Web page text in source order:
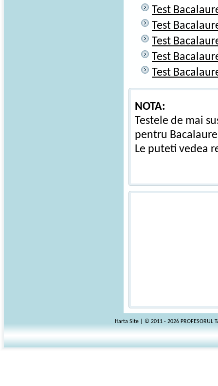
Test
Test
Test
Test
Test
NOTA:
Testele de mai
pentru
Le puteti vedea
Harta Site | © 2011 - 2026 PROFESORUL